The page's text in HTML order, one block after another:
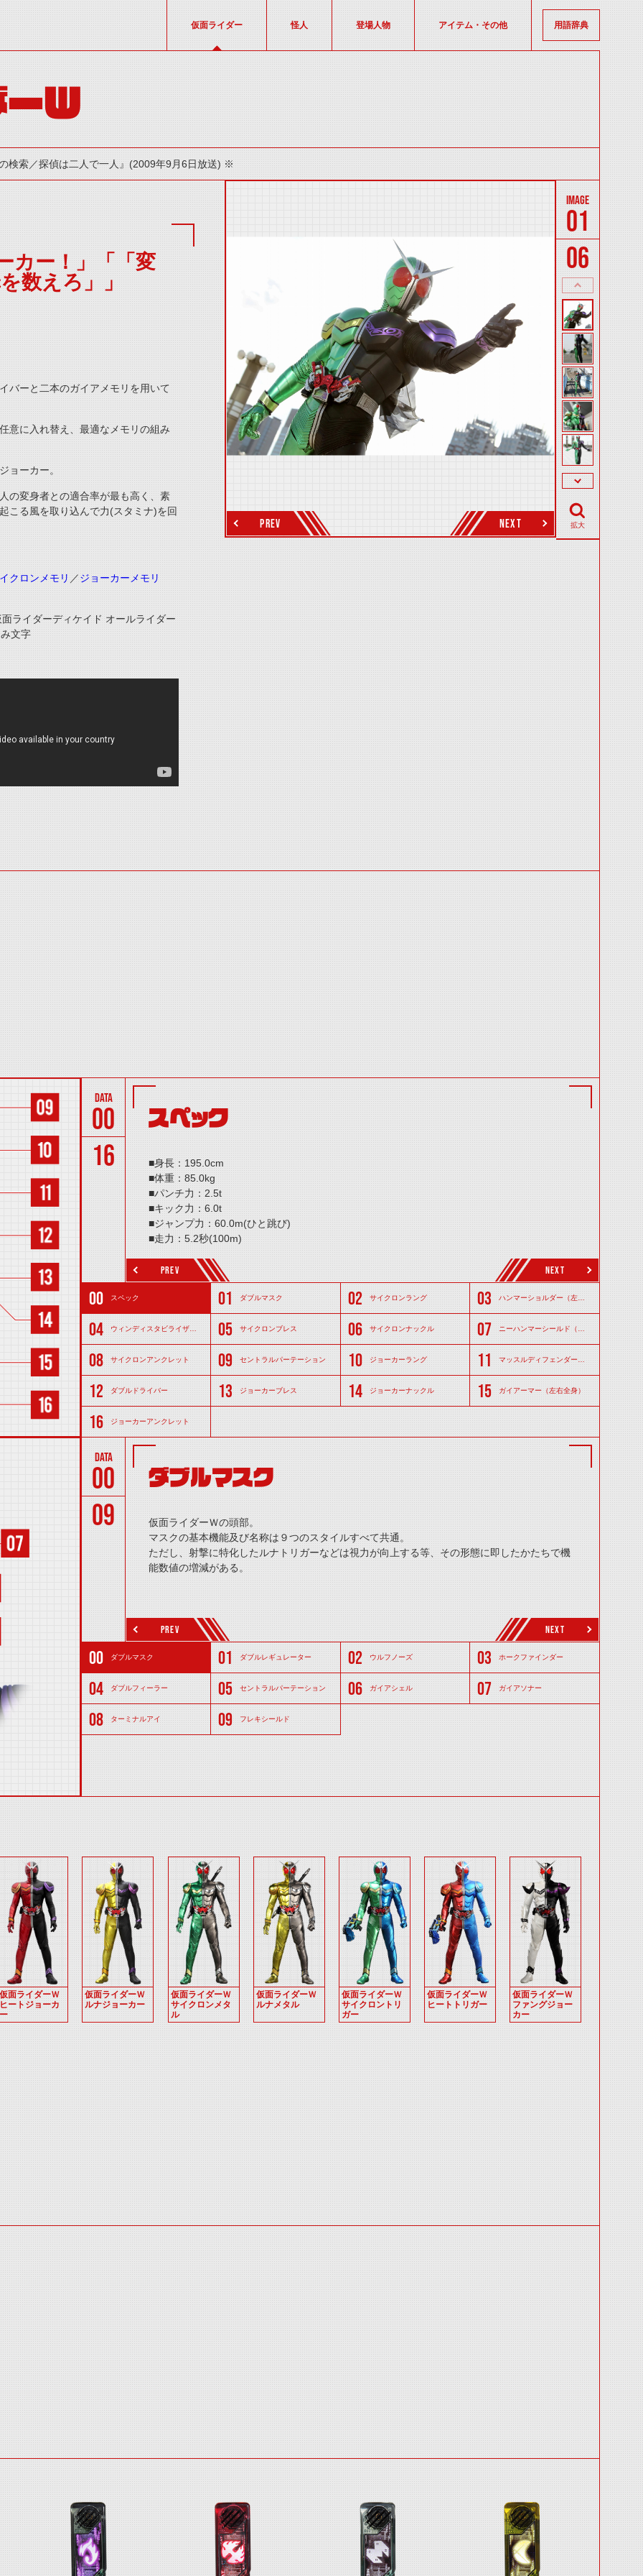
仮面ライダー 怪人 登場人物 アイテム・その他 用語辞典
W
検索／探偵は二人で一人』(2009年9月6日放送) ※
カー！」「「変
数えろ」」
バーと二本のガイアメモリを用いて
意に入れ替え、最適なメモリの組み
ョーカー。
の変身者との適合率が最も高く、素
こる風を取り込んで力(スタミナ)を回
クロンメモリ ／ジョーカーメモリ
ライダーディケイド オールライダー
文字
PREV NEXT
01
06
拡大
00
16
スペック
■身長：195.0cm
■体重：85.0kg
■パンチ力：2.5t
■キック力：6.0t
■ジャンプ力：60.0m(ひと跳び)
■走力：5.2秒(100m)
PREV
NEXT
スペック ダブルマスク サイクロンラング ハンマーショルダー（左右）
ウィンディスタビライザー（マフラー） サイクロンブレス サイクロンナックル ニーハンマーシールド（左右）
サイクロンアンクレット セントラルパーテーション ジョーカーラング マッスルディフェンダー（左右）
ダブルドライバー ジョーカーブレス ジョーカーナックル ガイアーマー（左右全身）
ジョーカーアンクレット
00
09
ダブルマスク
仮面ライダーＷの頭部。
マスクの基本機能及び名称は９つのスタイルすべて共通。
ただし、射撃に特化したルナトリガーなどは視力が向上する等、その形態に即したかたちで機
能数値の増減がある。
PREV NEXT
ダブルマスク ダブルレギュレーター ウルフノーズ ホークファインダー
ダブルフィーラー セントラルパーテーション ガイアシェル ガイアソナー
ターミナルアイ フレキシールド
仮面ライダーＷ
ヒートジョーカ
ー
仮面ライダーＷ
ルナジョーカー
仮面ライダーＷ
サイクロンメタ
ル
仮面ライダーＷ
ルナメタル
仮面ライダーＷ
サイクロントリ
ガー
仮面ライダーＷ
ヒートトリガー
仮面ライダーＷ
ファングジョー
カー